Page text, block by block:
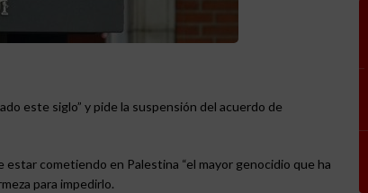
este siglo” y pide la suspensión del acuerdo de
cometiendo en Palestina “el mayor genocidio que ha
para impedirlo.